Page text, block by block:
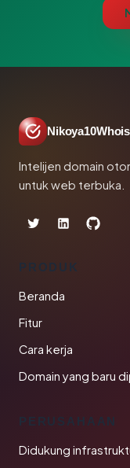
Nikoya10Whois
Intelijen domain
untuk web terbuka.
PRODUK
Beranda
Fitur
Cara kerja
Domain yang baru
PERUSAHAAN
Didukung